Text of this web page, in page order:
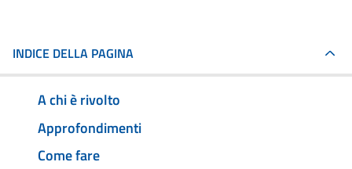
INDICE DELLA PAGINA
A chi è rivolto
Approfondimenti
Come fare